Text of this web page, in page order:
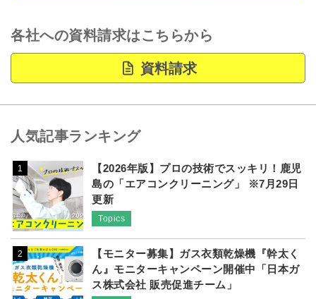
各社への資料請求はこちらから
資料請求
人気記事ランキング
1
【2026年版】プロの技術でスッキリ！鹿児
島の「エアコンクリーニング」 ※7月29日
更新
Topics
2
【モニター募集】ガス衣類乾燥機『幹太く
ん』モニターキャンペーン開催中「日本ガ
ス株式会社 販売促進チーム」